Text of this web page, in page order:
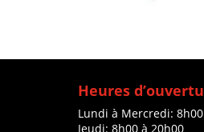
Heures
Lundi à Mercredi:
Jeudi: 8h00 à 20h00